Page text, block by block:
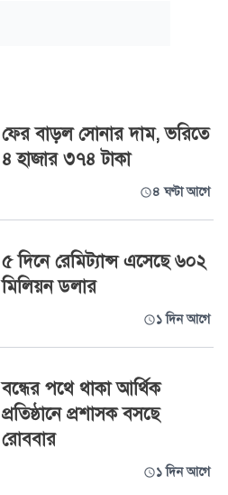
ফের বাড়ল সোনার দাম, ভরিতে
৪ হাজার ৩৭৪ টাকা
৪ ঘণ্টা আগে
৫ দিনে রেমিট্যান্স এসেছে ৬০২
মিলিয়ন ডলার
১ দিন আগে
বন্ধের পথে থাকা আর্থিক
প্রতিষ্ঠানে প্রশাসক বসছে
রোববার
১ দিন আগে